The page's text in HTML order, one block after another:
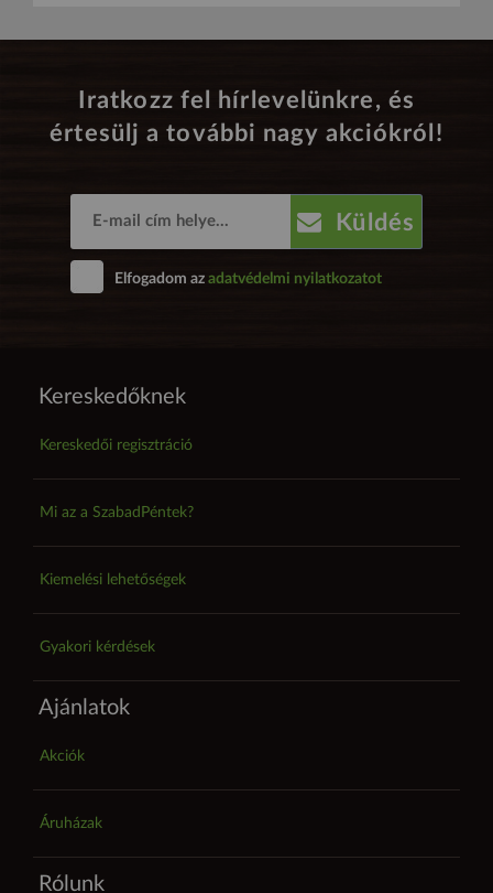
Iratkozz fel hírlevelünkre, és
értesülj a további nagy akciókról!
Küldés
Elfogadom az adatvédelmi nyilatkozatot
Kereskedőknek
Kereskedői regisztráció
Mi az a SzabadPéntek?
Kiemelési lehetőségek
Gyakori kérdések
Ajánlatok
Akciók
Áruházak
Rólunk